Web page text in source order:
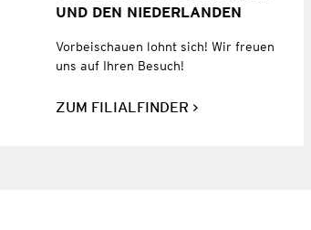
UND DEN NIEDERLANDEN
Vorbeischauen lohnt sich! Wir freuen
uns auf Ihren Besuch!
ZUM FILIALFINDER